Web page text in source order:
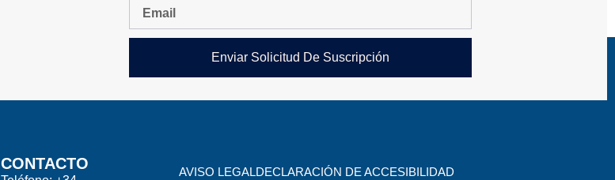
Enviar Solicitud De Suscripción
CONTACTO AVISO LEGALDECLARACIÓN DE ACCESIBILIDAD